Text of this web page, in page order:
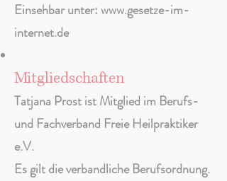
Einsehbar unter: www.gesetze-im-
internet.de
Mitgliedschaften
Tatjana Prost ist Mitglied im Berufs-
und Fachverband Freie Heilpraktiker
e.V.
Es gilt die verbandliche Berufsordnung.